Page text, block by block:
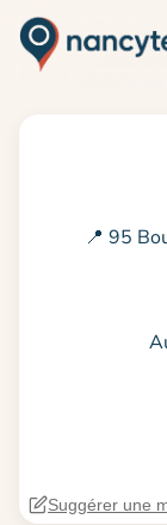
📍 95
Suggérer une